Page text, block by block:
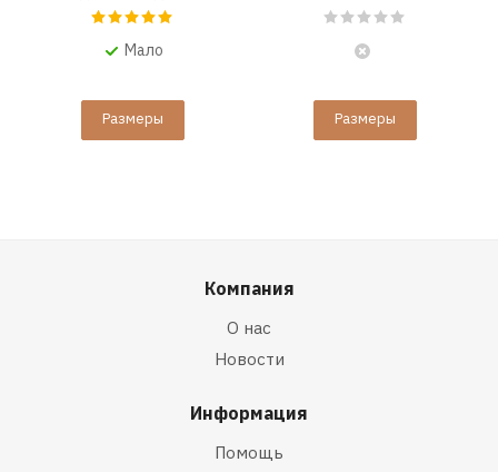
Мало
Размеры Размеры
Компания
О нас
Новости
Информация
Помощь